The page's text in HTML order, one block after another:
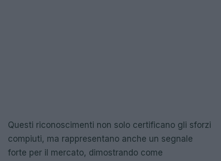
Questi riconoscimenti non solo certificano gli sforzi
compiuti, ma rappresentano anche un segnale
forte per il mercato, dimostrando come